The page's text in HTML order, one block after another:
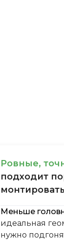
Ровные,
подходит
Меньше
идеальная
нужно